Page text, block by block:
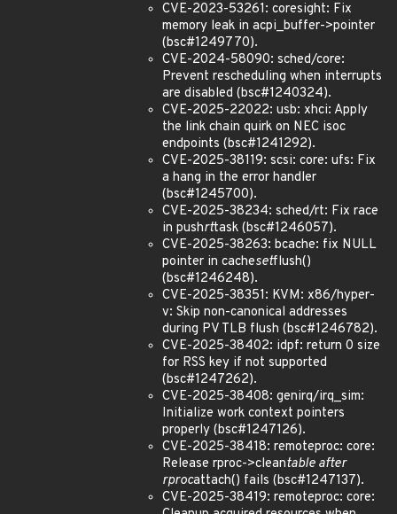
CVE-2023-53261: coresight: Fix
memory leak in acpi_buffer->pointer
(bsc#1249770).
CVE-2024-58090: sched/core:
Prevent rescheduling when interrupts
are disabled (bsc#1240324).
CVE-2025-22022: usb: xhci: Apply
the link chain quirk on NEC isoc
endpoints (bsc#1241292).
CVE-2025-38119: scsi: core: ufs: Fix
a hang in the error handler
(bsc#1245700).
CVE-2025-38234: sched/rt: Fix race
in pushrttask (bsc#1246057).
CVE-2025-38263: bcache: fix NULL
pointer in cachesetflush()
(bsc#1246248).
CVE-2025-38351: KVM: x86/hyper-
v: Skip non-canonical addresses
during PV TLB flush (bsc#1246782).
CVE-2025-38402: idpf: return 0 size
for RSS key if not supported
(bsc#1247262).
CVE-2025-38408: genirq/irq_sim:
Initialize work context pointers
properly (bsc#1247126).
CVE-2025-38418: remoteproc: core:
Release rproc->cleantable after
rprocattach() fails (bsc#1247137).
CVE-2025-38419: remoteproc: core: